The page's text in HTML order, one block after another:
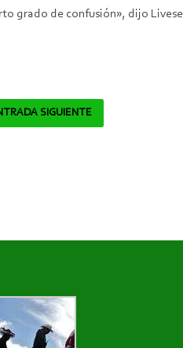
grado de confusión», dijo
SIGUIENTE